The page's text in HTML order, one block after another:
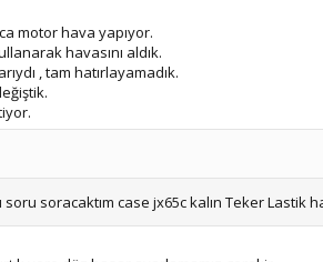
motor hava yapıyor.
havasını aldık.
, tam hatırlayamadık.
soracaktım case jx65c kalın Teker Lastik